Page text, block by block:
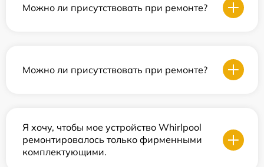
Можно ли присутствовать при ремонте?
Можно ли присутствовать при ремонте?
Я хочу, чтобы мое устройство Whirlpool
ремонтировалось только фирменными
комплектующими.